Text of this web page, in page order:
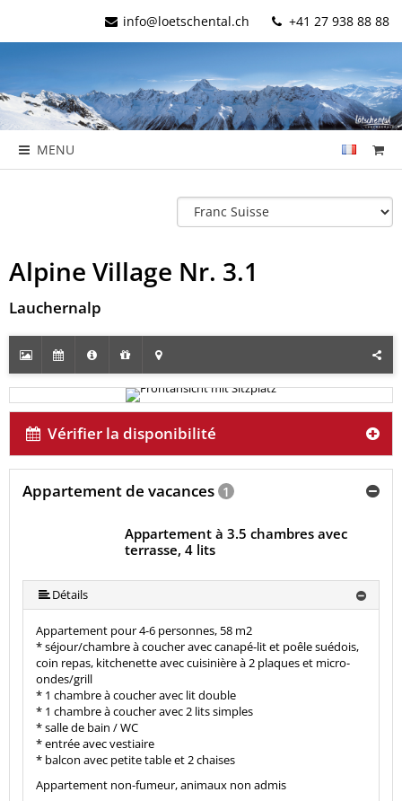
info@loetschental.ch +41 27 938 88 88
MENU
Alpine Village Nr. 3.1
Lauchernalp
Vérifier la disponibilité
Appartement de vacances 1
Appartement à 3.5 chambres avec
terrasse, 4 lits
Détails
Appartement pour 4-6 personnes, 58 m2
* séjour/chambre à coucher avec canapé-lit et poêle suédois,
coin repas, kitchenette avec cuisinière à 2 plaques et micro-
ondes/grill
* 1 chambre à coucher avec lit double
* 1 chambre à coucher avec 2 lits simples
* salle de bain / WC
* entrée avec vestiaire
* balcon avec petite table et 2 chaises
Appartement non-fumeur, animaux non admis